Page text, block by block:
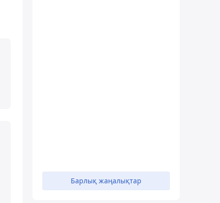
Барлық жаңалықтар